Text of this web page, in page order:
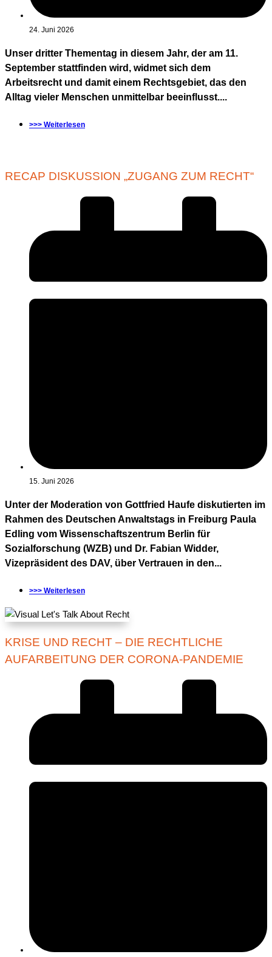
24. Juni 2026
Unser dritter Thementag in diesem Jahr, der am 11.
September stattfinden wird, widmet sich dem
Arbeitsrecht und damit einem Rechtsgebiet, das den
Alltag vieler Menschen unmittelbar beeinflusst....
>>> Weiterlesen
RECAP DISKUSSION „ZUGANG ZUM RECHT“
15. Juni 2026
Unter der Moderation von Gottfried Haufe diskutierten im
Rahmen des Deutschen Anwaltstags in Freiburg Paula
Edling vom Wissenschaftszentrum Berlin für
Sozialforschung (WZB) und Dr. Fabian Widder,
Vizepräsident des DAV, über Vertrauen in den...
>>> Weiterlesen
KRISE UND RECHT – DIE RECHTLICHE
AUFARBEITUNG DER CORONA-PANDEMIE